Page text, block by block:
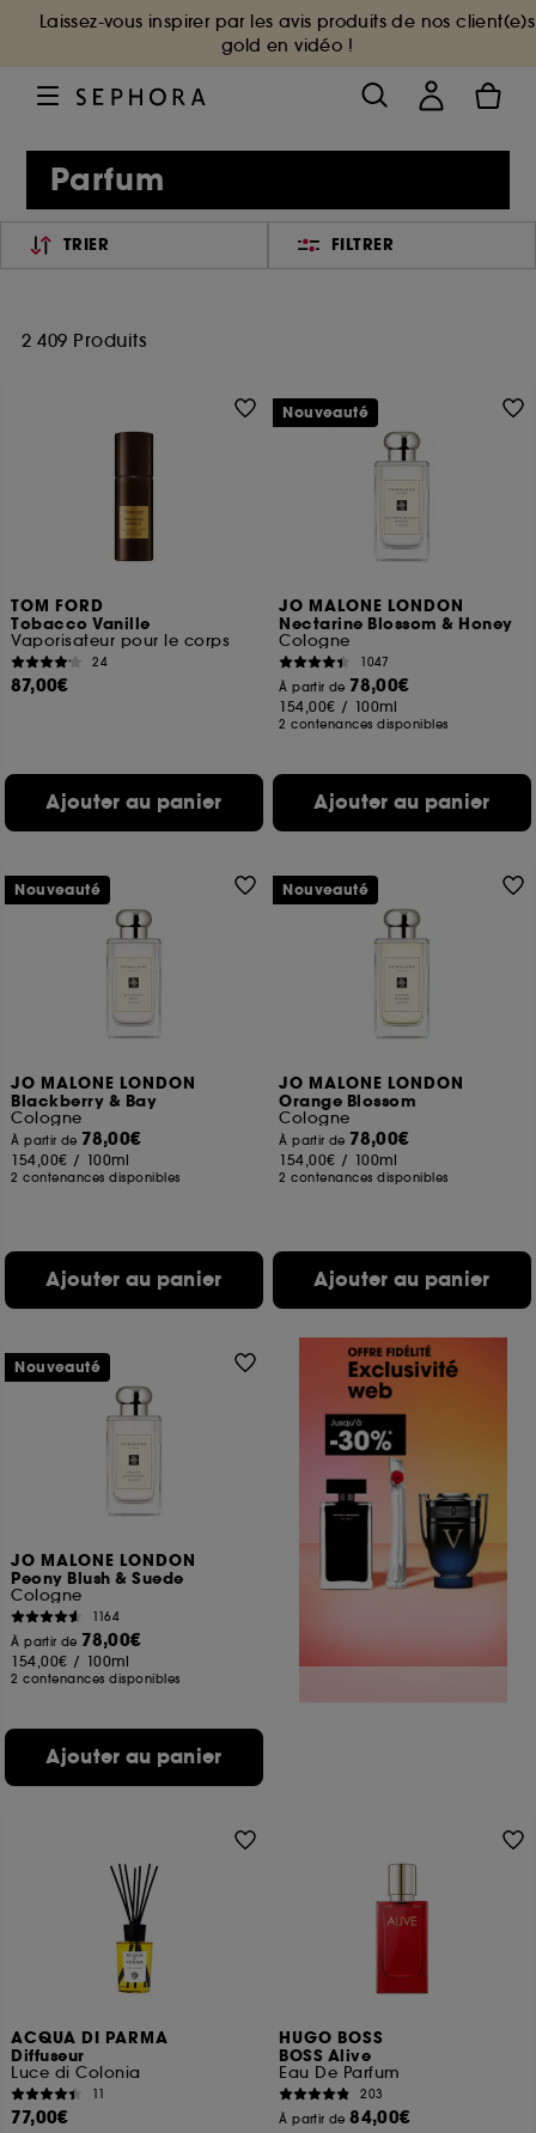
Laissez-vous inspirer par les avis produits de nos client(e)s
gold en vidéo !
Parfum
TRIER FILTRER
2 409 Produits
TOM FORD
Tobacco Vanille
Vaporisateur pour le corps
24
87,00€
Ajouter au panier
JO MALONE LONDON
Nectarine Blossom & Honey
Cologne
1047
À partir de 78,00€
154,00€ / 100ml
2 contenances disponibles
Ajouter au panier
Nouveauté
JO MALONE LONDON
Blackberry & Bay
Cologne
À partir de 78,00€
154,00€ / 100ml
2 contenances disponibles
Ajouter au panier
Nouveauté
JO MALONE LONDON
Orange Blossom
Cologne
À partir de 78,00€
154,00€ / 100ml
2 contenances disponibles
Ajouter au panier
Nouveauté
JO MALONE LONDON
Peony Blush & Suede
Cologne
1164
À partir de 78,00€
154,00€ / 100ml
2 contenances disponibles
Ajouter au panier
Nouveauté
ACQUA DI PARMA
Diffuseur
Luce di Colonia
11
77,00€
HUGO BOSS
BOSS Alive
Eau De Parfum
203
À partir de84,00€